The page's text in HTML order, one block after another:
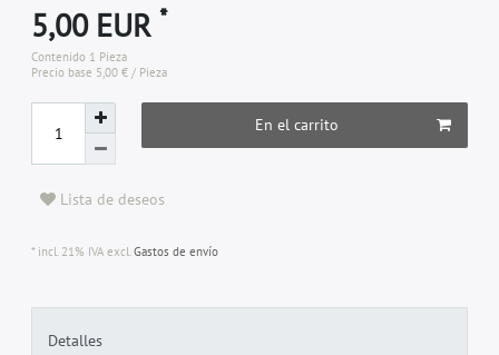
5,00 EUR*
Contenido 1 Pieza
Precio base 5,00 € / Pieza
En el carrito
Lista de deseos
* incl. 21% IVA excl.Gastos de envío
Detalles